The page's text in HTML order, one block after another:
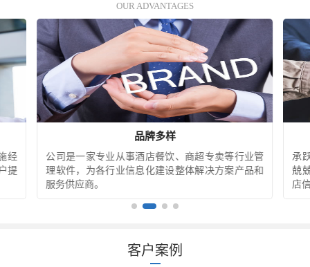
OUR ADVANTAGES
经
提
品牌多样
公司是一家专业从事酒店餐饮、商超专卖等行业管
理软件，为各行业信息化建设整体解决方案产品和
服务供应商。
承
兢
店
客户案例